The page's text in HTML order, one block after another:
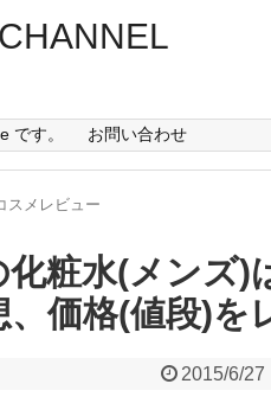
です。 お問い合わせ
スメレビュー
化粧水(メンズ)
価格(値段)を
2015/6/27